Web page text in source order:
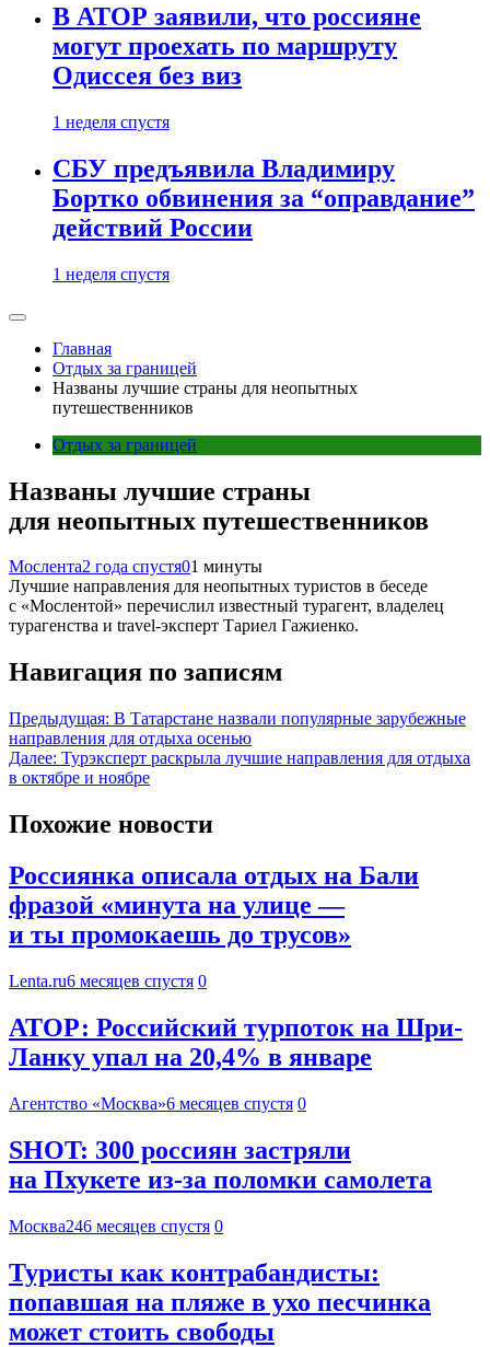
В АТОР заявили, что россияне
могут проехать по маршруту
Одиссея без виз
1 неделя спустя
СБУ предъявила Владимиру
Бортко обвинения за “оправдание”
действий России
1 неделя спустя
Главная
Отдых за границей
Названы лучшие страны для неопытных
путешественников
Отдых за границей
Названы лучшие страны
для неопытных путешественников
Мослента2 года спустя01 минуты
Лучшие направления для неопытных туристов в беседе
с «Мослентой» перечислил известный турагент, владелец
турагенства и travel-эксперт Тариел Гажиенко.
Навигация по записям
Предыдущая: В Татарстане назвали популярные зарубежные
направления для отдыха осенью
Далее: Турэксперт раскрыла лучшие направления для отдыха
в октябре и ноябре
Похожие новости
Россиянка описала отдых на Бали
фразой «минута на улице —
и ты промокаешь до трусов»
Lenta.ru6 месяцев спустя 0
АТОР: Российский турпоток на Шри-
Ланку упал на 20,4% в январе
Агентство «Москва»6 месяцев спустя 0
SHOT: 300 россиян застряли
на Пхукете из-за поломки самолета
Москва246 месяцев спустя 0
Туристы как контрабандисты:
попавшая на пляже в ухо песчинка
может стоить свободы